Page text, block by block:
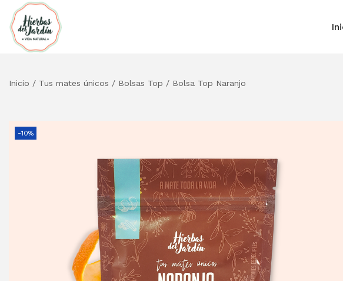
Inicio / Tus mates únicos / Bolsas Top / Bolsa Top Naranjo
-10%